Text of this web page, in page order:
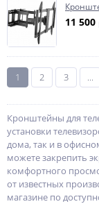
11 500
1 2 3 ...
Кронштейны для
установки
дома, так и в
можете закрепить
комфортного
от известных
магазине по